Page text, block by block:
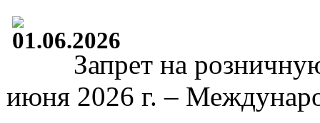
Запрет на
июня 2026 г. –